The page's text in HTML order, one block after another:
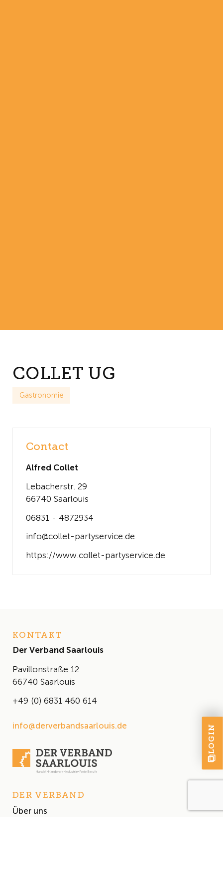
COLLET UG
Gastronomie
Contact
Alfred Collet
Lebacherstr. 29
66740 Saarlouis
06831 - 4872934
info@collet-partyservice.de
https://www.collet-partyservice.de
KONTAKT
Der Verband Saarlouis
Pavillonstraße 12
66740 Saarlouis
+49 (0) 6831 460 614
info@derverbandsaarlouis.de
DER VERBAND
Über uns
LOGIN